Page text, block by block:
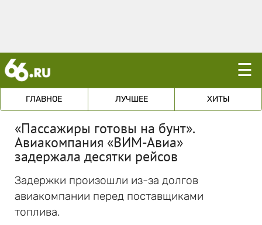
☰
ГЛАВНОЕ ЛУЧШЕЕ ХИТЫ
«Пассажиры готовы на бунт».
Авиакомпания «ВИМ-Авиа»
задержала десятки рейсов
Задержки произошли из-за долгов
авиакомпании перед поставщиками
топлива.